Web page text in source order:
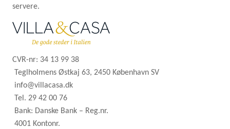
servere.
CVR-nr: 34 13 99 38
Teglholmens Østkaj 63, 2450 København SV
info@villacasa.dk
Tel. 29 42 00 76
Bank: Danske Bank – Reg.nr.
4001 Kontonr.